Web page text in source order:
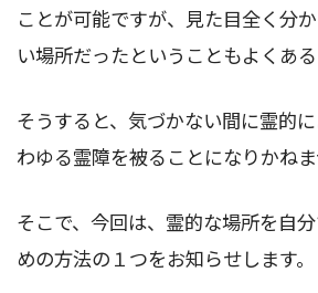
ことが可能ですが、見た目全く分
い場所だったということもよくある
そうすると、気づかない間に霊的
わゆる霊障を被ることになりかねま
そこで、今回は、霊的な場所を自
めの方法の１つをお知らせします。